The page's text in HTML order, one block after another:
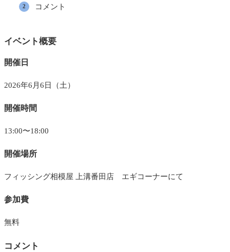
コメント
イベント概要
開催日
2026年6月6日（土）
開催時間
13:00〜18:00
開催場所
フィッシング相模屋 上溝番田店 エギコーナーにて
参加費
無料
コメント